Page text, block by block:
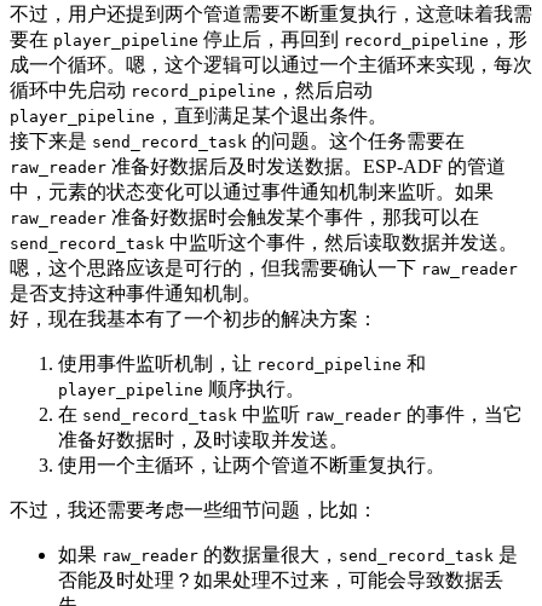
不过，用户还提到两个管道需要不断重复执行，这意味着我需
要在 player_pipeline 停止后，再回到 record_pipeline ，形
成一个循环。嗯，这个逻辑可以通过一个主循环来实现，每次
循环中先启动 record_pipeline ，然后启动
player_pipeline ，直到满足某个退出条件。
接下来是 send_record_task 的问题。这个任务需要在
raw_reader 准备好数据后及时发送数据。ESP-ADF 的管道
中，元素的状态变化可以通过事件通知机制来监听。如果
raw_reader 准备好数据时会触发某个事件，那我可以在
send_record_task 中监听这个事件，然后读取数据并发送。
嗯，这个思路应该是可行的，但我需要确认一下 raw_reader
是否支持这种事件通知机制。
好，现在我基本有了一个初步的解决方案：
使用事件监听机制，让 record_pipeline 和
player_pipeline 顺序执行。
在 send_record_task 中监听 raw_reader 的事件，当它
准备好数据时，及时读取并发送。
使用一个主循环，让两个管道不断重复执行。
不过，我还需要考虑一些细节问题，比如：
如果 raw_reader 的数据量很大， send_record_task 是
否能及时处理？如果处理不过来，可能会导致数据丢